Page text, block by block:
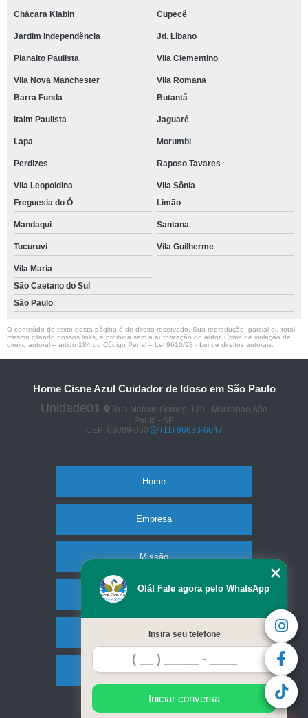
Chácara Klabin Cupecê
Jardim Independência Jd. Líbano
Planalto Paulista Vila Clementino
Vila Nova Manchester
Vila Romana
Barra Funda
Butantã
Itaim Paulista Jaguaré
Lapa Morumbi
Perdizes Raposo Tavares
Vila Leopoldina
Vila Sônia
Freguesia do Ó
Limão
Mandaqui Santana
Tucuruvi Vila Guilherme
Vila Maria
São Caetano do Sul
São Paulo
O conteúdo do texto desta página é de direito reservado. Sua reprodução, parcial ou total,
mesmo citando nossos links, é proibida sem a autorização do autor. Crime de violação de
direito autoral – artigo 184 do Código Penal – Lei 9610/98 - Lei de direitos autorais.
Home Cisne Azul Cuidador de Idoso em São Paulo
Unidade01
Rua Mateus Gomes, 139 - Maranhao São
Paulo - SP
CEP: 03089-060
(11) 96833-6647
Home
Empresa
Missão
Serviços
Contato
Mapa do site
Olá! Fale agora pelo WhatsApp
Insira seu telefone
Iniciar conversa